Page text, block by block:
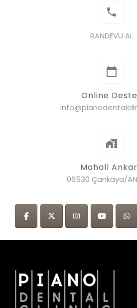
RANDEVU AL
Online
Mahall
06530 Çankaya/